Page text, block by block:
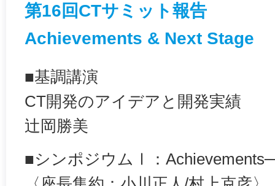
第16回CTサミット報告
Achievements & Next Stage
■基調講演
CT開発のアイデアと開発実績
辻岡勝美
■シンポジウムⅠ：